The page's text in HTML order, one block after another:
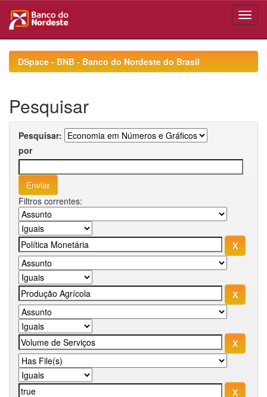
navigationDSpace - BNB - Banco do Nordeste do Brasil
Pesquisar
Pesquisar:
por
Filtros correntes: